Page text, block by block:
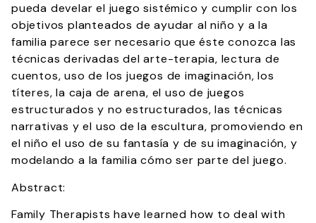
pueda develar el juego sistémico y cumplir con los
objetivos planteados de ayudar al niño y a la
familia parece ser necesario que éste conozca las
técnicas derivadas del arte-terapia, lectura de
cuentos, uso de los juegos de imaginación, los
títeres, la caja de arena, el uso de juegos
estructurados y no estructurados, las técnicas
narrativas y el uso de la escultura, promoviendo en
el niño el uso de su fantasía y de su imaginación, y
modelando a la familia cómo ser parte del juego.
Abstract:
Family Therapists have learned how to deal with